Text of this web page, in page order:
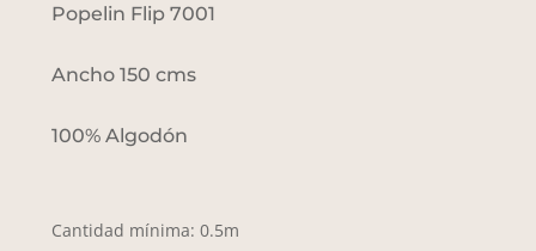
Popelin Flip 7001
Ancho 150 cms
100% Algodón
Cantidad mínima: 0.5m